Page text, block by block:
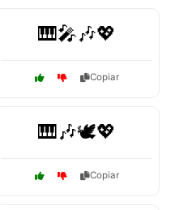
🎹🎤🎶💖
Copiar
🎹🎶🕊️💖
Copiar